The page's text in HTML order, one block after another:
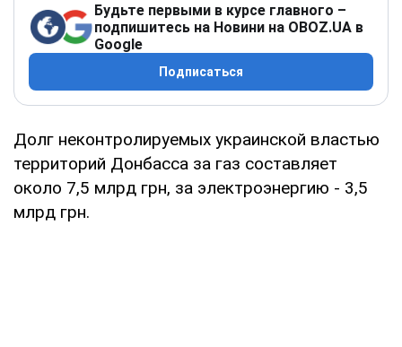
Будьте первыми в курсе главного –
подпишитесь на Новини на OBOZ.UA в
Google
Подписаться
Долг неконтролируемых украинской властью
территорий Донбасса за газ составляет
около 7,5 млрд грн, за электроэнергию - 3,5
млрд грн.